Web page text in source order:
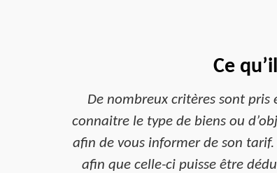
Ce
De nombreux critères sont pris
connaitre le type de biens ou
afin de vous informer de son
afin que celle-ci puisse être